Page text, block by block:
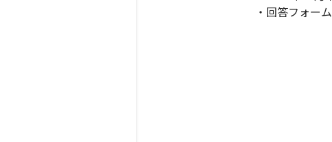
・回答フォー